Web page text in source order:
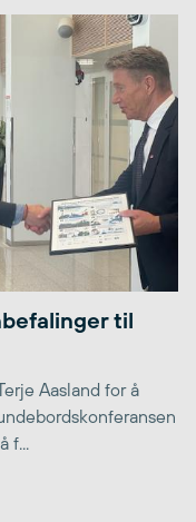
til
Aasland for å
f...